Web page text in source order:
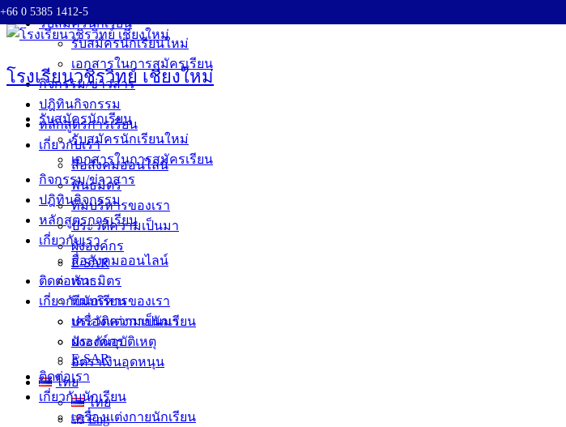
Skip
to
+66 0 5385 1412-5
โรงเรียนวชิรวิทย์ เชียงใหม่
รับสมัครนักเรียน
รับสมัครนักเรียนใหม่
เอกสารในการสมัครเรียน
กิจกรรม/ข่าวสาร
ปฎิทินกิจกรรม
หลักสูตรการเรียน
เกี่ยวกับเรา
สื่อสังคมออนไลน์
พันธมิตร
ทีมบริหารของเรา
ประวัติความเป็นมา
ผังองค์กร
E-SAR
ติดต่อเรา
เกี่ยวกับนักเรียน
เครื่องแต่งกายนักเรียน
รับสมัครนักเรียน
รับสมัครนักเรียนใหม่
เอกสารในการสมัครเรียน
กิจกรรม/ข่าวสาร
ปฎิทินกิจกรรม
หลักสูตรการเรียน
เกี่ยวกับเรา
สื่อสังคมออนไลน์
พันธมิตร
ทีมบริหารของเรา
ประวัติความเป็นมา
ผังองค์กร
E-SAR
ติดต่อเรา
เกี่ยวกับนักเรียน
เครื่องแต่งกายนักเรียน
ประกันอุบัติเหตุ
อัตราเงินอุดหนุน
ไทย
ไทย
Eng